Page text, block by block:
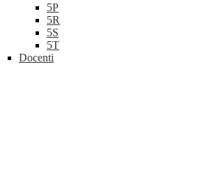
5P
5R
5S
5T
Docenti